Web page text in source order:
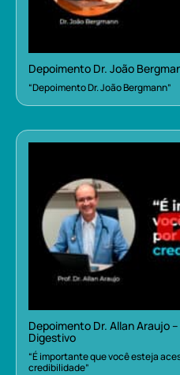
Depoimento Dr. João
“Depoimento Dr. João Bergmann”
Depoimento Dr. Allan Araujo
Digestivo
“É importante que você esteja
credibilidade”